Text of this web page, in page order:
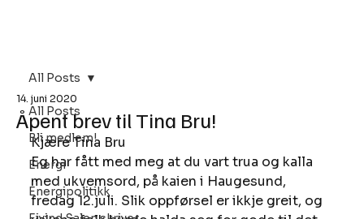
All Posts
Bli medlem!
Energi
Energipolitikk
All Posts
Åpent brev til Tina Bru!
14. juni 2020
Kjære Tina Bru
Eg har fått med meg at du vart trua og kalla
med ukvemsord, på kaien i Haugesund,
fredag 12.juli. Slik oppførsel er ikkje greit, og